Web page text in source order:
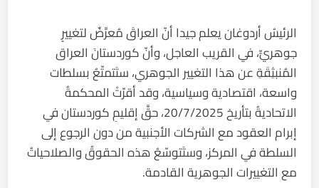
الرئيسُ أردوغان يعلم جيدا أنّ العراقَ مُعرَّضٌ لتغييرٍ
جوهريٍّ، في القريب العاجل، وأنّ كوردستانَ العراق
المُنبثِقَةِ عن هذا التغيير الجوهري، ستَتمتّعُ بسلطات
واسعة، اقتصادية وسياسية، وقد أقرّتْ المحكمةُ
الاتحاديةُ بتأريخ 20/7/2025، حقَّ إقليمِ كوردستان في
إبرام العقود مع الشركات الأجنبية من دون الرجوع إلى
السلطة في المركز، وستَتوسّعُ هذه الحقوقُ والصلاحياتُ
مع التغييرات الجوهرية القادمة.